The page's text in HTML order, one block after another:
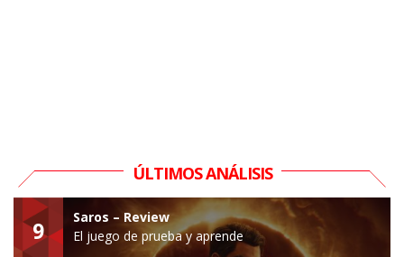
ÚLTIMOS ANÁLISIS
9
Saros – Review
El juego de prueba y aprende